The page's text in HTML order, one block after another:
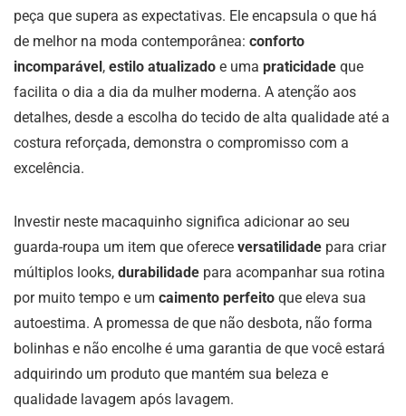
peça que supera as expectativas. Ele encapsula o que há
de melhor na moda contemporânea: conforto
incomparável, estilo atualizado e uma praticidade que
facilita o dia a dia da mulher moderna. A atenção aos
detalhes, desde a escolha do tecido de alta qualidade até a
costura reforçada, demonstra o compromisso com a
excelência.
Investir neste macaquinho significa adicionar ao seu
guarda-roupa um item que oferece versatilidade para criar
múltiplos looks, durabilidade para acompanhar sua rotina
por muito tempo e um caimento perfeito que eleva sua
autoestima. A promessa de que não desbota, não forma
bolinhas e não encolhe é uma garantia de que você estará
adquirindo um produto que mantém sua beleza e
qualidade lavagem após lavagem.